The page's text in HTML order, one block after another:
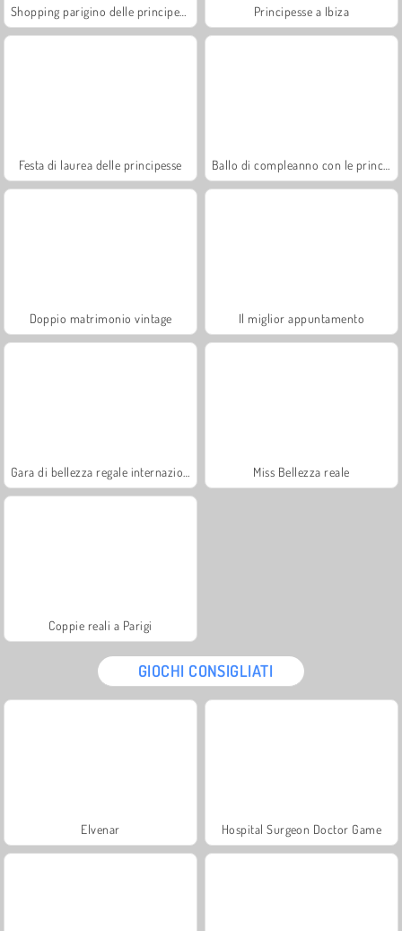
Principesse a Ibiza
Festa di laurea delle principesse
Doppio matrimonio vintage Il miglior appuntamento
Miss Bellezza reale
Coppie reali a Parigi
GIOCHI CONSIGLIATI
Elvenar Hospital Surgeon Doctor Game